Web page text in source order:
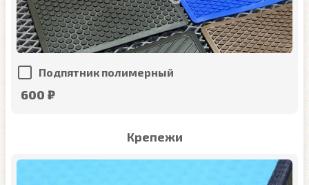
Подпятник полимерный
600 ₽
Крепежи